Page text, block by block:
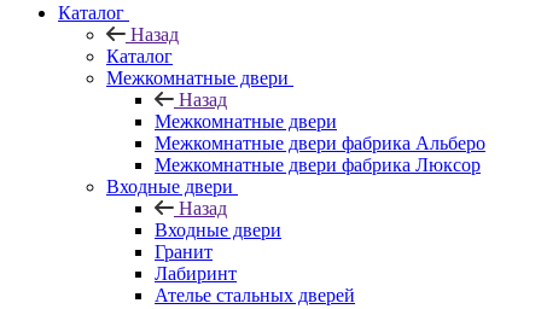
Каталог
Назад
Каталог
Межкомнатные двери
Назад
Межкомнатные двери
Межкомнатные двери фабрика Альберо
Межкомнатные двери фабрика Люксор
Входные двери
Назад
Входные двери
Гранит
Лабиринт
Ателье стальных дверей